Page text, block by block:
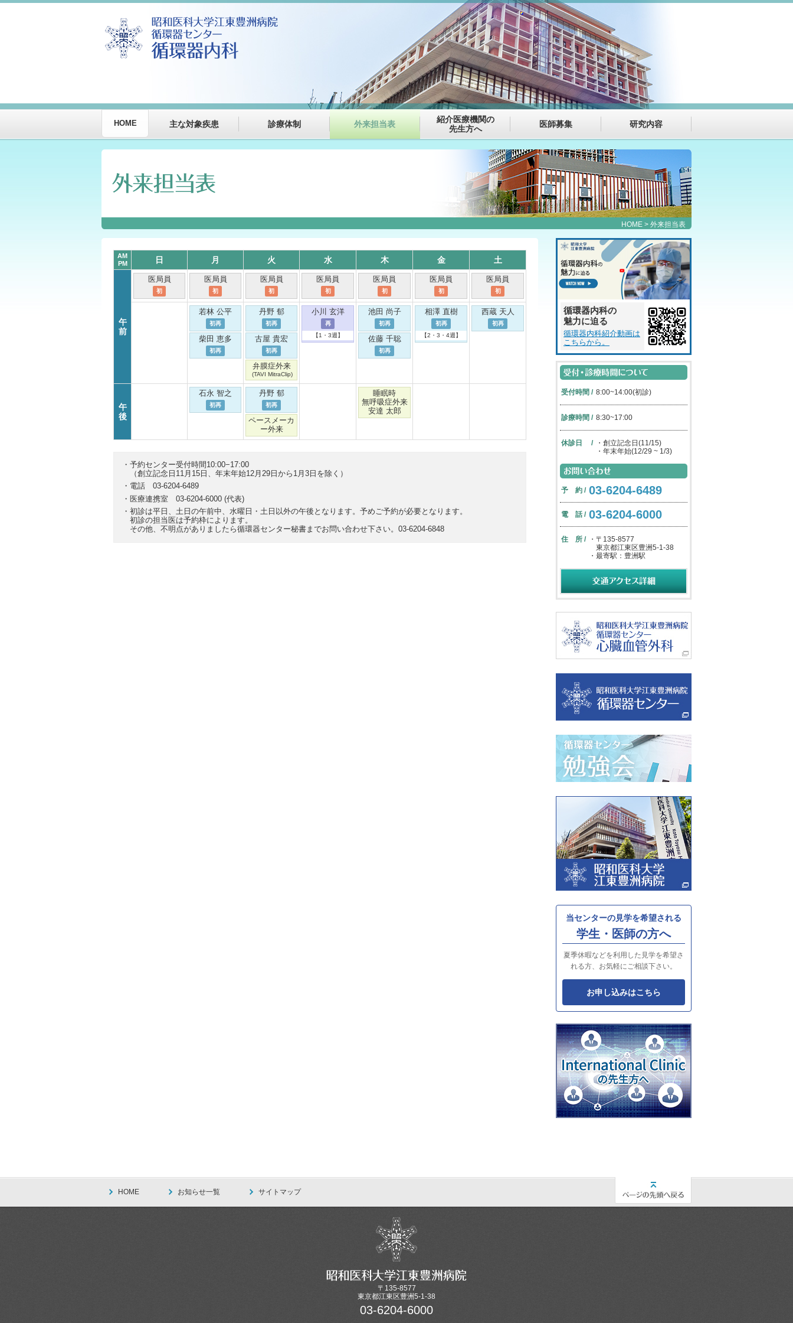
HOME 主な対象疾患 診療体制 外来担当表
紹介医療機関の
先生方へ
医師募集 研究内容
HOME > 外来担当表
AM
PM
日 月 火 水 木 金 土
午
前
医局員
初
医局員
初
医局員
初
医局員
初
医局員
初
医局員
初
医局員
初
若林 公平
初再
柴田 恵多
初再
丹野 郁
初再
古屋 貴宏
初再
弁膜症外来
(TAVI MitraClip)
小川 玄洋
再
【1・3週】
池田 尚子
初再
佐藤 千聡
初再
相澤 直樹
初再
【2・3・4週】
西蔵 天人
初再
午
後
石永 智之
初再
丹野 郁
初再
ペースメーカ
ー外来
睡眠時
無呼吸症外来
安達 太郎
予約センター受付時間10:00−17:00
（創立記念日11月15日、年末年始12月29日から1月3日を除く）
電話 03-6204-6489
医療連携室 03-6204-6000 (代表)
初診は平日、土日の午前中、水曜日・土日以外の午後となります。予めご予約が必要となります。
初診の担当医は予約枠によります。
その他、不明点がありましたら循環器センター秘書までお問い合わせ下さい。03-6204-6848
循環器内科の
魅力に迫る
循環器内科紹介動画は
こちらから。
受付時間 / 8:00~14:00(初診)
診療時間 / 8:30~17:00
休診日 / ・ 創立記念日(11/15)
・ 年末年始(12/29 ~ 1/3)
予 約 / 03-6204-6489
電 話 / 03-6204-6000
住 所 / ・ 〒135-8577
東京都江東区豊洲5-1-38
・ 最寄駅：豊洲駅
当センターの見学を希望される
学生・医師の方へ
夏季休暇などを利用した見学を希望さ
れる方、お気軽にご相談下さい。
お申し込みはこちら
HOME お知らせ一覧 サイトマップ
〒135-8577
東京都江東区豊洲5-1-38
03-6204-6000